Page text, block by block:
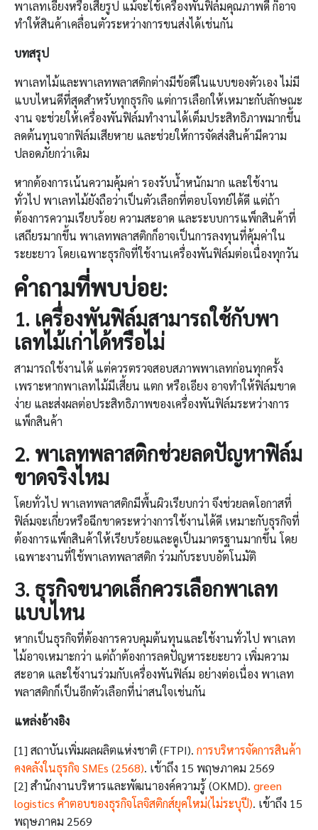
พาเลทเอียงหรือเสียรูป แม้จะใช้เครื่องพันฟิล์มคุณภาพดี ก็อาจ
ทำให้สินค้าเคลื่อนตัวระหว่างการขนส่งได้เช่นกัน
บทสรุป
พาเลทไม้และพาเลทพลาสติกต่างมีข้อดีในแบบของตัวเอง ไม่มี
แบบไหนดีที่สุดสำหรับทุกธุรกิจ แต่การเลือกให้เหมาะกับลักษณะ
งาน จะช่วยให้เครื่องพันฟิล์มทำงานได้เต็มประสิทธิภาพมากขึ้น
ลดต้นทุนจากฟิล์มเสียหาย และช่วยให้การจัดส่งสินค้ามีความ
ปลอดภัยกว่าเดิม
หากต้องการเน้นความคุ้มค่า รองรับน้ำหนักมาก และใช้งาน
ทั่วไป พาเลทไม้ยังถือว่าเป็นตัวเลือกที่ตอบโจทย์ได้ดี แต่ถ้า
ต้องการความเรียบร้อย ความสะอาด และระบบการแพ็กสินค้าที่
เสถียรมากขึ้น พาเลทพลาสติกก็อาจเป็นการลงทุนที่คุ้มค่าใน
ระยะยาว โดยเฉพาะธุรกิจที่ใช้งานเครื่องพันฟิล์มต่อเนื่องทุกวัน
คำถามที่พบบ่อย:
1. เครื่องพันฟิล์มสามารถใช้กับพา
เลทไม้เก่าได้หรือไม่
สามารถใช้งานได้ แต่ควรตรวจสอบสภาพพาเลทก่อนทุกครั้ง
เพราะหากพาเลทไม้มีเสี้ยน แตก หรือเอียง อาจทำให้ฟิล์มขาด
ง่าย และส่งผลต่อประสิทธิภาพของเครื่องพันฟิล์มระหว่างการ
แพ็กสินค้า
2. พาเลทพลาสติกช่วยลดปัญหาฟิล์ม
ขาดจริงไหม
โดยทั่วไป พาเลทพลาสติกมีพื้นผิวเรียบกว่า จึงช่วยลดโอกาสที่
ฟิล์มจะเกี่ยวหรือฉีกขาดระหว่างการใช้งานได้ดี เหมาะกับธุรกิจที่
ต้องการแพ็กสินค้าให้เรียบร้อยและดูเป็นมาตรฐานมากขึ้น โดย
เฉพาะงานที่ใช้พาเลทพลาสติก ร่วมกับระบบอัตโนมัติ
3. ธุรกิจขนาดเล็กควรเลือกพาเลท
แบบไหน
หากเป็นธุรกิจที่ต้องการควบคุมต้นทุนและใช้งานทั่วไป พาเลท
ไม้อาจเหมาะกว่า แต่ถ้าต้องการลดปัญหาระยะยาว เพิ่มความ
สะอาด และใช้งานร่วมกับเครื่องพันฟิล์ม อย่างต่อเนื่อง พาเลท
พลาสติกก็เป็นอีกตัวเลือกที่น่าสนใจเช่นกัน
แหล่งอ้างอิง
[1] สถาบันเพิ่มผลผลิตแห่งชาติ (FTPI). การบริหารจัดการสินค้า
คงคลังในธุรกิจ SMEs (2568). เข้าถึง 15 พฤษภาคม 2569
[2] สำนักงานบริหารและพัฒนาองค์ความรู้ (OKMD). green
logistics คำตอบของธุรกิจโลจิสติกส์ยุคใหม่(ไม่ระบุปี). เข้าถึง 15
พฤษภาคม 2569